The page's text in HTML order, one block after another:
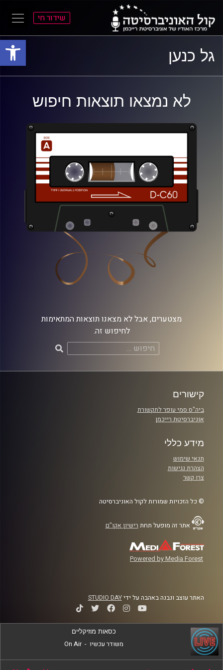
פתח
התפריט
הראשי
התוכן
הראשי
שידור חי
גל כנען
לא נמצאו תוצאות חיפוש
מצטערים, אבל לא מצאנו תוצאות המתאימות
לחיפוש זה.
חיפוש:
קישורים
ביה"ס סמי עופר לתקשורת
אוניברסיטת רייכמן
מידע כללי
תנאי שימוש
הצהרת נגישות
צרו קשר
© כל הזכויות שמורות לקול האוניברסיטה
אתר זה מופעל תחת רישיון אקו"ם
Powered by Media Forest
האתר עוצב ונבנה באהבה על ידיSTUDIO DAY
כסאות מוזיקליים
משודר עכשיו -
On Air